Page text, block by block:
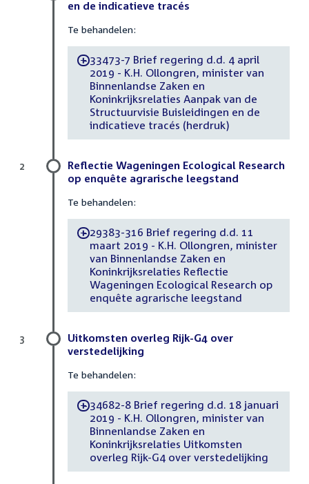
en de indicatieve tracés
Te behandelen:
-33473-7 Brief regering d.d. 4 april
2019 - K.H. Ollongren, minister van
Binnenlandse Zaken en
Koninkrijksrelaties Aanpak van de
Structuurvisie Buisleidingen en de
indicatieve tracés (herdruk)
Reflectie Wageningen Ecological Research
op enquête agrarische leegstand
Te behandelen:
-29383-316 Brief regering d.d. 11
maart 2019 - K.H. Ollongren, minister
van Binnenlandse Zaken en
Koninkrijksrelaties Reflectie
Wageningen Ecological Research op
enquête agrarische leegstand
2
Uitkomsten overleg Rijk-G4 over
verstedelijking
Te behandelen:
-34682-8 Brief regering d.d. 18 januari
2019 - K.H. Ollongren, minister van
Binnenlandse Zaken en
Koninkrijksrelaties Uitkomsten
overleg Rijk-G4 over verstedelijking
3